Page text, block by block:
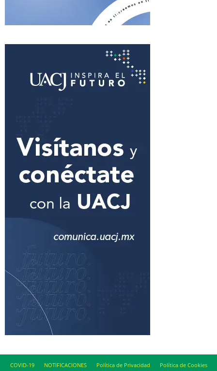
COVID-19 NOTIFICACIONES Política de Privacidad
Política de Cookies